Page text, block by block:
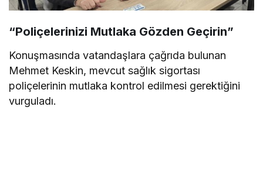
“Poliçelerinizi Mutlaka Gözden Geçirin”
Konuşmasında vatandaşlara çağrıda bulunan
Mehmet Keskin, mevcut sağlık sigortası
poliçelerinin mutlaka kontrol edilmesi gerektiğini
vurguladı.